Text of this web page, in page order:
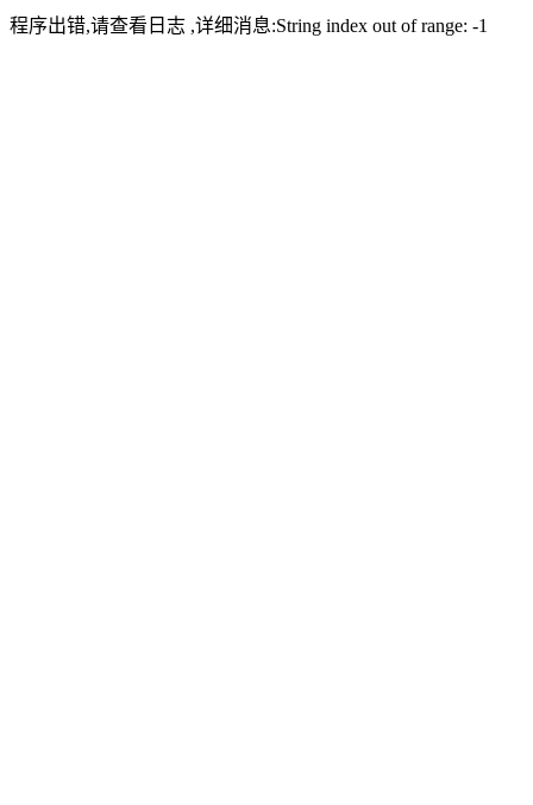
程序出错,请查看日志 ,详细消息:String index out of range: -1